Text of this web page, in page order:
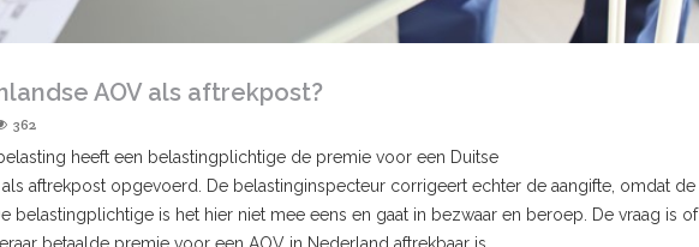
AOV als aftrekpost?
362
heeft een belastingplichtige de premie voor een Duitse
aftrekpost opgevoerd. De belastinginspecteur corrigeert echter de aangifte, omdat de
belastingplichtige is het hier niet mee eens en gaat in bezwaar en beroep. De vraag is of